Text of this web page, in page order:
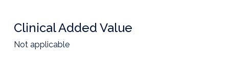
Clinical Added Value
Not applicable